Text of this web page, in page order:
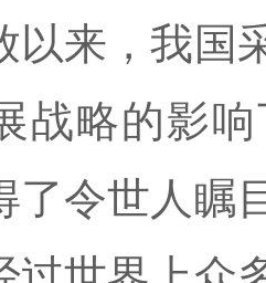
以来，我国
战略的影
了令世人瞩